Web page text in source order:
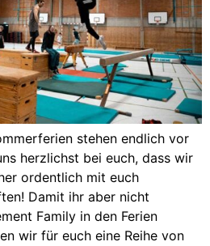
stehen endlich vor
herzlichst bei euch, dass wir
ordentlich mit euch
Damit ihr aber nicht
Family in den Ferien
wir für euch eine Reihe von